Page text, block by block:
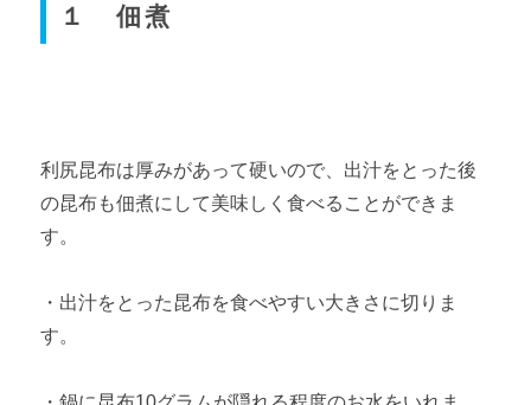
１ 佃煮
利尻昆布は厚みがあって硬いので、出汁をとった後
の昆布も佃煮にして美味しく食べることができま
す。
・出汁をとった昆布を食べやすい大きさに切りま
す。